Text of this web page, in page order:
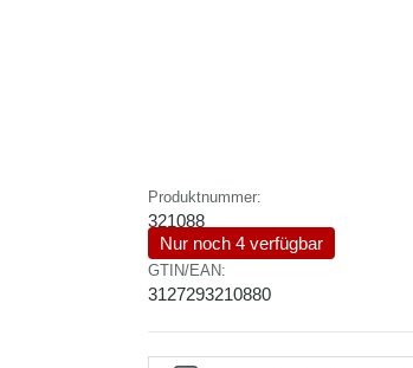
Produktnummer:
321088
Nur noch 4 verfügbar
GTIN/EAN:
3127293210880